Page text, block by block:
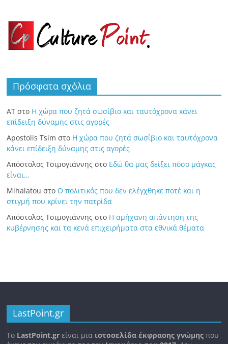
Πρόσφατα σχόλια
ΑΤ στο Η χώρα που ζητά σωσίβιο και ταυτόχρονα κάνει
επίδειξη δύναμης στις αγορές
Apostolis Tsim στο Η χώρα που ζητά σωσίβιο και ταυτόχρονα
κάνει επίδειξη δύναμης στις αγορές
Απόστολος Τσιμογιάννης στο Εδώ θα μας δείξει πόσο μάγκας
είναι…
Mihalatou στο Ο πολιτικός που δεν ελέγχθηκε ποτέ και η
στιγμή που κρίνει την πατρίδα
Απόστολος Τσιμογιάννης στο Η αμήχανη απάντηση της
κυβέρνησης και τα κενά επιχειρήματα στα εθνικά θέματα
LastPoint.gr
To LastPoint.gr είναι μια ιστοσελίδα έκφρασης γνώμης που